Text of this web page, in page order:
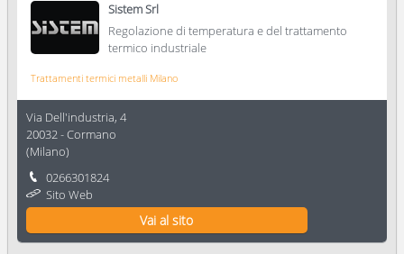
Sistem Srl
Regolazione di temperatura e del trattamento
termico industriale
Trattamenti termici metalli Milano
Via Dell'industria, 4
20032-Cormano
(Milano)
0266301824
Sito Web
Vai al sito